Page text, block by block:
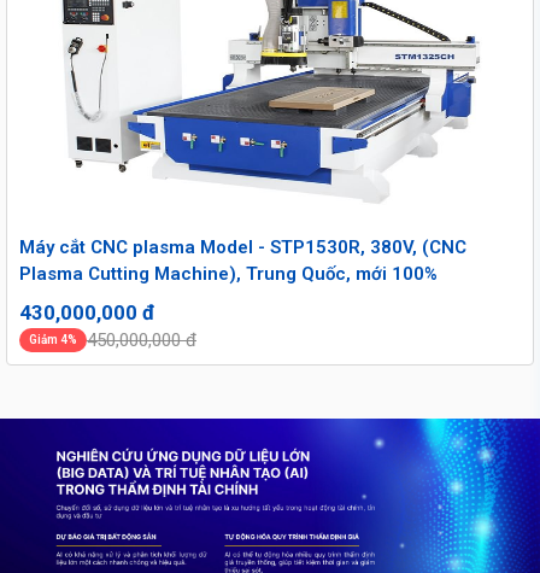
Máy cắt CNC plasma Model - STP1530R, 380V, (CNC
Plasma Cutting Machine), Trung Quốc, mới 100%
430,000,000 đ
Giảm 4% 450,000,000 đ